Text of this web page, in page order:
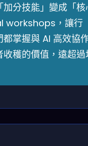
分技能」變成「核
workshops，讓行
掌握與 AI 高效協
穫的價值，遠超過